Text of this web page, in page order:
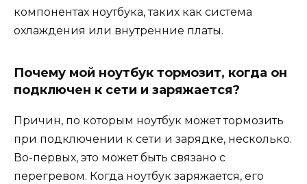
компонентах ноутбука, таких как система
охлаждения или внутренние платы.
Почему мой ноутбук тормозит, когда он
подключен к сети и заряжается?
Причин, по которым ноутбук может тормозить
при подключении к сети и зарядке, несколько.
Во-первых, это может быть связано с
перегревом. Когда ноутбук заряжается, его